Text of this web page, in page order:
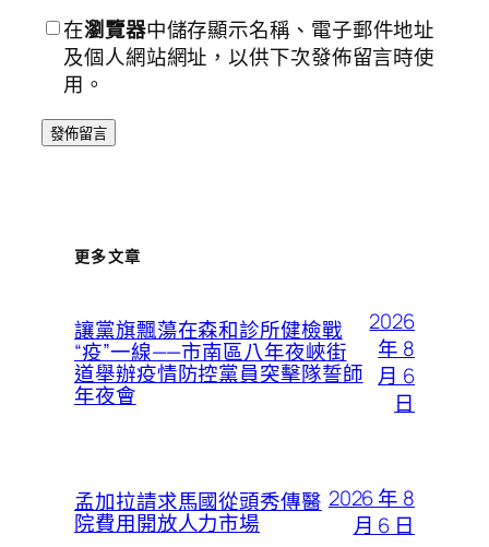
在瀏覽器中儲存顯示名稱、電子郵件地址
及個人網站網址，以供下次發佈留言時使
用。
更多文章
讓黨旗飄蕩在森和診所健檢戰
“疫”一線——市南區八年夜峽街
道舉辦疫情防控黨員突擊隊誓師
年夜會
2026
年 8
月 6
日
孟加拉請求馬國從頭秀傳醫
院費用開放人力市場
2026 年 8
月 6 日